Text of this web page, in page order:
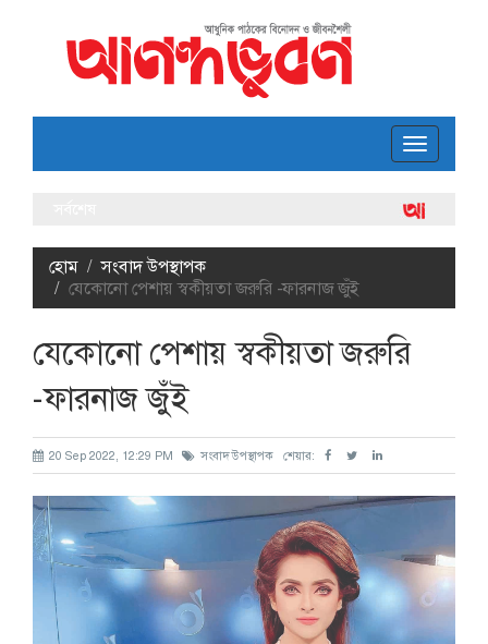
Toggle
হোম
সংবাদ উপস্থাপক
যেকোনো পেশায় স্বকীয়তা জরুরি -ফারনাজ জুঁই
যেকোনো পেশায় স্বকীয়তা জরুরি
-ফারনাজ জুঁই
20 Sep 2022, 12:29 PM সংবাদ উপস্থাপক শেয়ার: